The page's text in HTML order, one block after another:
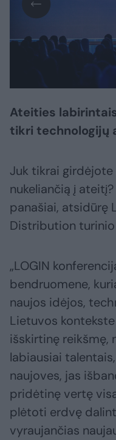
Ateities
tikri technologijų
Juk tikrai girdėjote
nukeliančią į
panašiai, atsidūrę
Distribution turinio
„LOGIN
bendruomene,
naujos idėjos,
Lietuvos
išskirtinę reikšmę,
labiausiai
naujoves, jas
pridėtinę vertę
plėtoti erdvę
vyraujančias